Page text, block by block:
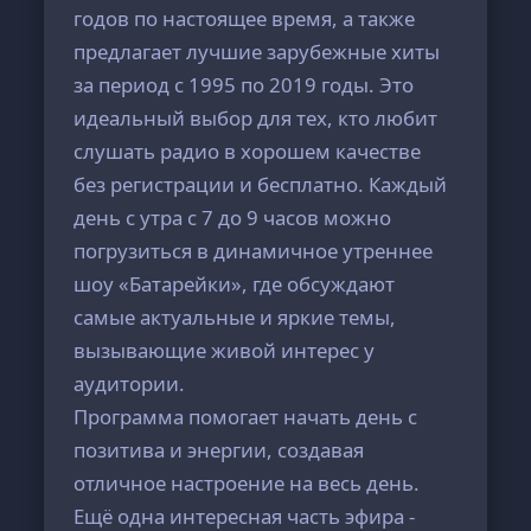
годов по настоящее время, а также
предлагает лучшие зарубежные хиты
за период с 1995 по 2019 годы. Это
идеальный выбор для тех, кто любит
слушать радио в хорошем качестве
без регистрации и бесплатно. Каждый
день с утра с 7 до 9 часов можно
погрузиться в динамичное утреннее
шоу «Батарейки», где обсуждают
самые актуальные и яркие темы,
вызывающие живой интерес у
аудитории.
Программа помогает начать день с
позитива и энергии, создавая
отличное настроение на весь день.
Ещё одна интересная часть эфира -